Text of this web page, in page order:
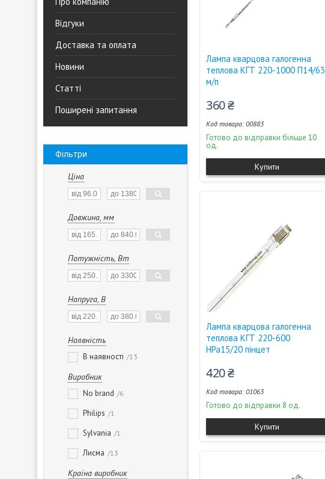
Відгуки
Доставка та оплата
Новини
Статті
Поширені запитання
Фільтри
Ціна
Довжина, мм
Потужність, Вт
Напруга, В
Наявність
В наявності 13
Виробник
No brand 6
Philips 1
Sylvania 1
Лисма 13
Країна виробник
Лампа кварцова галогенна
теплова КГТ 220-1000 П14/63
м/п
360 ₴
00883
Готово до відправки більше 10
од.
Купити
Лампа кварцова галогенна
теплова КГТ 220-600
HPa15/20 пінцет
420 ₴
01063
Готово до відправки 8 од.
Купити